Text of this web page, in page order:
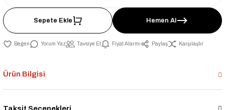
Sepete Ekle Hemen Al
Yorum Yaz Tavsiye Et Fiyat Alarmı Paylaş Karşılaştır
Ürün Bilgisi